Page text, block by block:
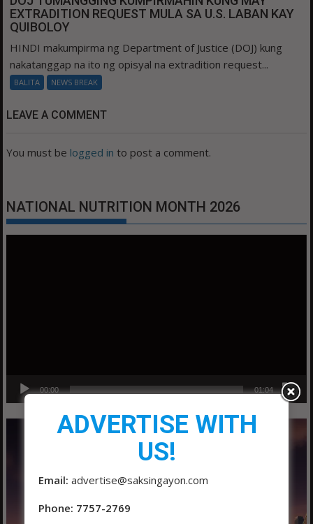
EXTRADITION REQUEST MULA SA U.S. LABAN KAY
QUIBOLOY
HINDI makumpirma ng Department of Justice (DOJ) kung
nakatanggap na ito ng opisyal na extradition request...
BALITA NEWS BREAK
LEAVE A COMMENT
You must be logged in to post a comment.
NATIONAL NUTRITION MONTH 2026
00:00 01:04
ADVERTISE WITH
US!
Email: advertise@saksingayon.com
Phone: 7757-2769